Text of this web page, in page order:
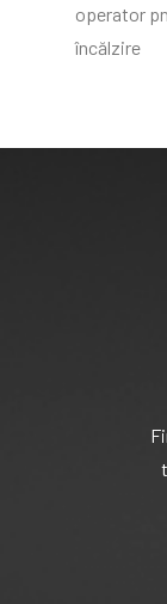
operator
încălzire